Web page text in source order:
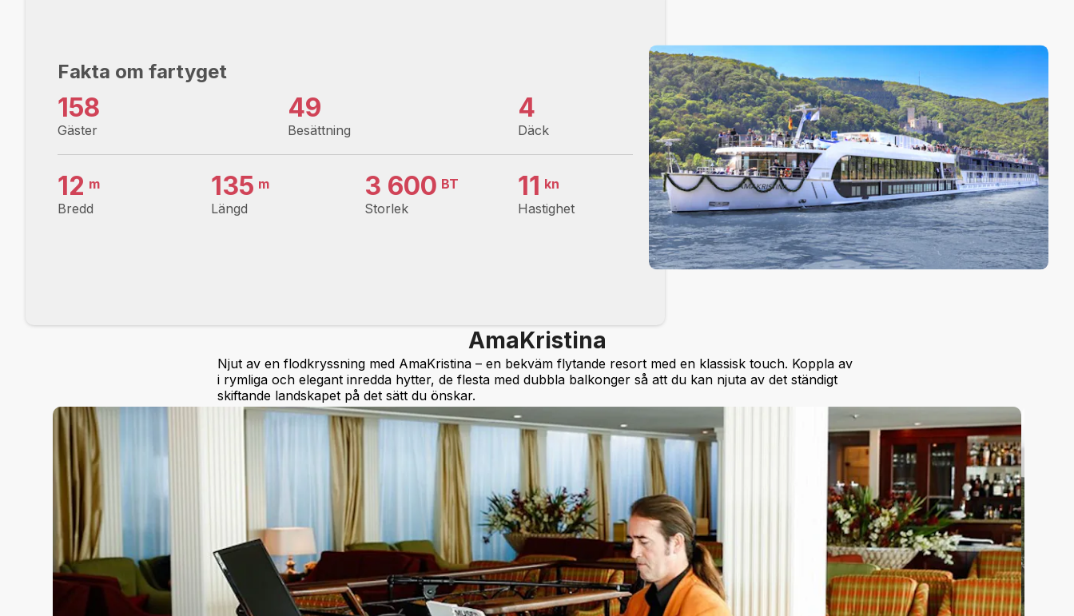
Fakta om fartyget
Gäster
158
Besättning
49
Däck
4
Bredd
12 m
Längd
135 m
Storlek
3 600 BT
Hastighet
11 kn
AmaKristina
Njut av en flodkryssning med AmaKristina – en bekväm flytande resort med en klassisk touch. Koppla av
i rymliga och elegant inredda hytter, de flesta med dubbla balkonger så att du kan njuta av det ständigt
skiftande landskapet på det sätt du önskar.